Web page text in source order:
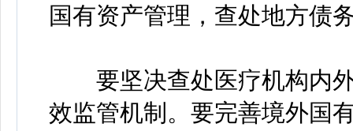
国有资产管理，查处地方债
要坚决查处医疗机构内外
效监管机制。要完善境外国